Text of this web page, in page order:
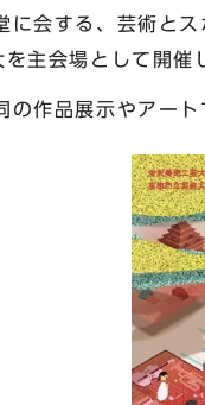
に会する、芸術と
主会場として開催
の作品展示やアー